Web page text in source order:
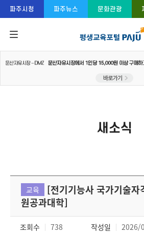
콘텐츠 바로가
주메뉴 바로가
푸터 바로가기
파주시청 파주뉴스 문화관광
새소식
교육
[전기기능사 국가기술자
원공과대학]
조회수 738 작성일
2026/